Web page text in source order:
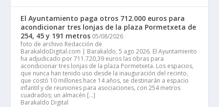
El Ayuntamiento paga otros 712.000 euros para
acondicionar tres lonjas de la plaza Pormetxeta de
254, 45 y 191 metros 05/08/2026
foto de archivo Redacción de
BarakaldoDigital.com | Barakaldo, 5 ago 2026. El Ayuntamiento
ha adjudicado por 711.720,39 euros las obras para
acondicionar tres lonjas de la plaza Pormetxeta. Los espacios,
que nunca han tenido uso desde la inauguración del recinto,
que costó 10 millones hace 14 años, se destinarán a espacio
infantil y de reuniones para asociaciones, con 254 metros
cuadrados; un almacén […]
Barakaldo Digital